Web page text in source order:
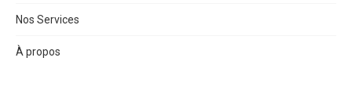
Nos Services
À propos